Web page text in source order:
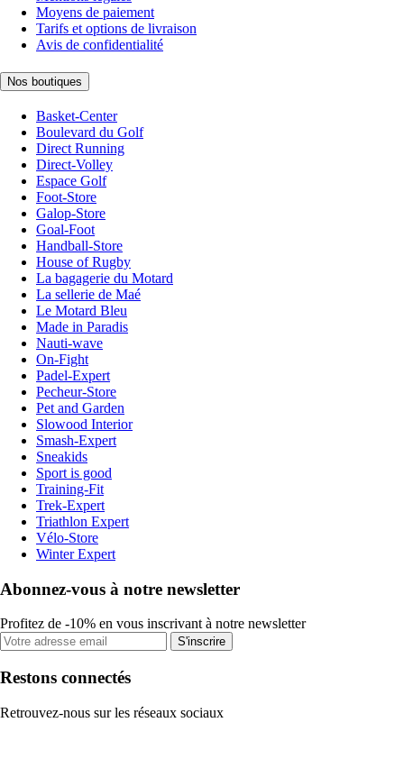
Moyens de paiement
Tarifs et options de livraison
Avis de confidentialité
Nos boutiques
Basket-Center
Boulevard du Golf
Direct Running
Direct-Volley
Espace Golf
Foot-Store
Galop-Store
Goal-Foot
Handball-Store
House of Rugby
La bagagerie du Motard
La sellerie de Maé
Le Motard Bleu
Made in Paradis
Nauti-wave
On-Fight
Padel-Expert
Pecheur-Store
Pet and Garden
Slowood Interior
Smash-Expert
Sneakids
Sport is good
Training-Fit
Trek-Expert
Triathlon Expert
Vélo-Store
Winter Expert
Abonnez-vous à notre newsletter
Profitez de -10% en vous inscrivant à notre newsletter
S'inscrire
Restons connectés
Retrouvez-nous sur les réseaux sociaux